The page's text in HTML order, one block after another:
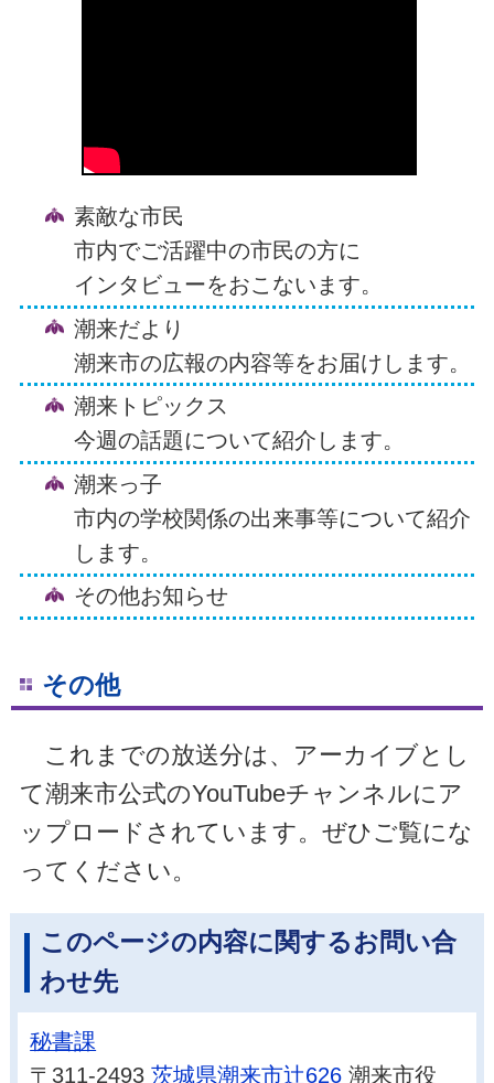
素敵な市民
市内でご活躍中の市民の方に
インタビューをおこないます。
潮来だより
潮来市の広報の内容等をお届けします。
潮来トピックス
今週の話題について紹介します。
潮来っ子
市内の学校関係の出来事等について紹介
します。
その他お知らせ
その他
これまでの放送分は、アーカイブとし
て潮来市公式のYouTubeチャンネルにア
ップロードされています。ぜひご覧にな
ってください。
このページの内容に関するお問い合
わせ先
秘書課
〒311-2493茨城県潮来市辻626 潮来市役